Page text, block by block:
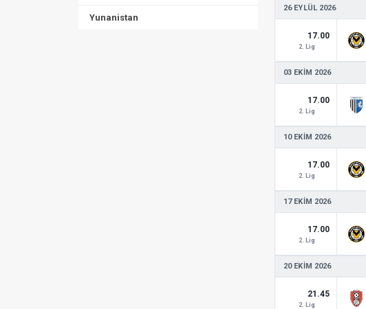
Yunanistan
26 EYLÜL 2026
17.00
2. Lig
03 EKIM 2026
17.00
2. Lig
10 EKIM 2026
17.00
2. Lig
17 EKIM 2026
17.00
2. Lig
20 EKIM 2026
21.45
2. Lig